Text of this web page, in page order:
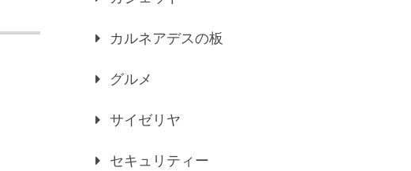
カルネアデスの板
グルメ
サイゼリヤ
セキュリティー